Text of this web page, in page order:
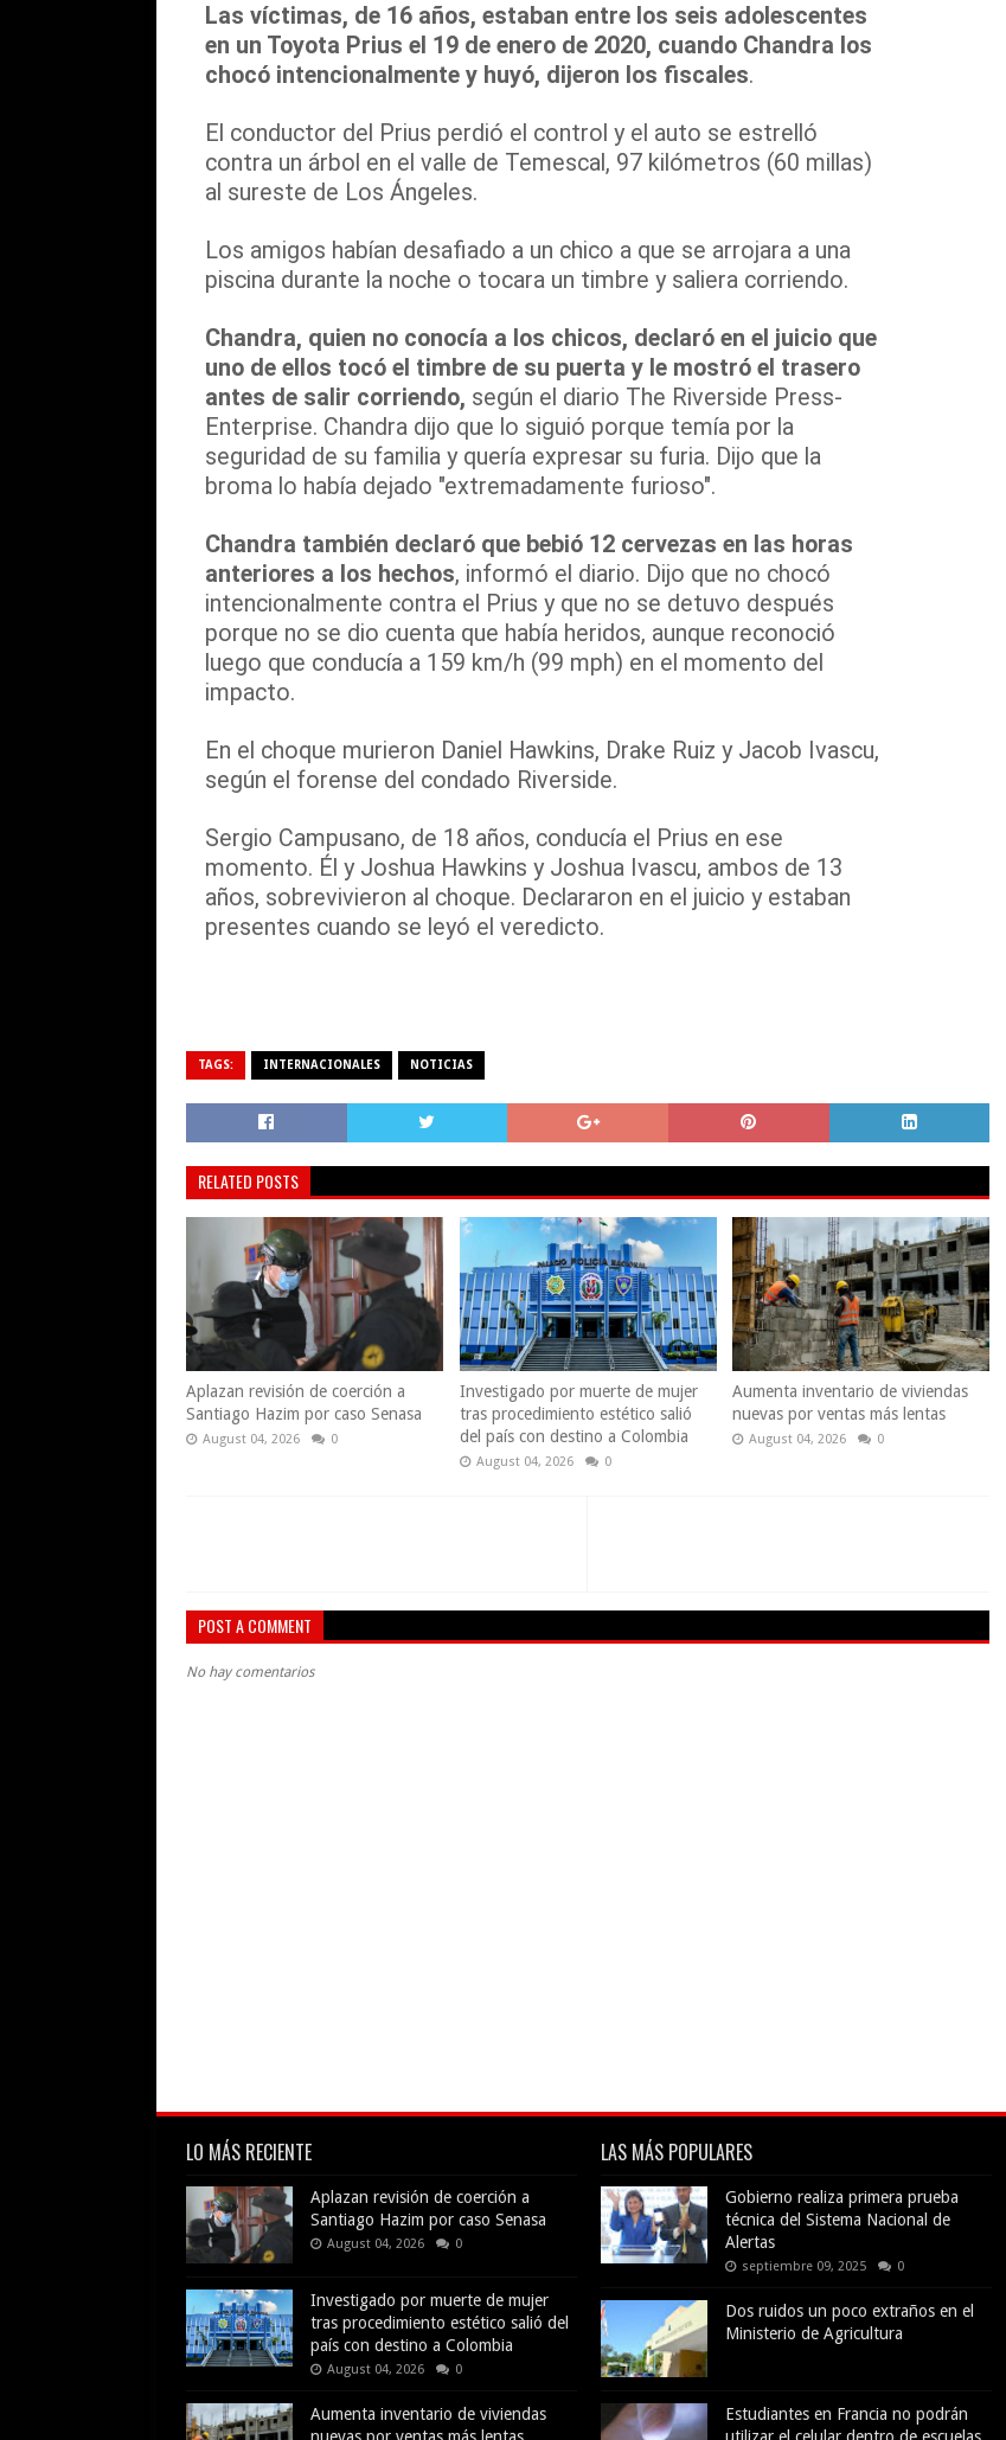
Las víctimas, de 16 años, estaban entre los seis adolescentes
en un Toyota Prius el 19 de enero de 2020, cuando Chandra los
chocó intencionalmente y huyó, dijeron los fiscales.
El conductor del Prius perdió el control y el auto se estrelló
contra un árbol en el valle de Temescal, 97 kilómetros (60 millas)
al sureste de Los Ángeles.
Los amigos habían desafiado a un chico a que se arrojara a una
piscina durante la noche o tocara un timbre y saliera corriendo.
Chandra, quien no conocía a los chicos, declaró en el juicio que
uno de ellos tocó el timbre de su puerta y le mostró el trasero
antes de salir corriendo, según el diario The Riverside Press-
Enterprise. Chandra dijo que lo siguió porque temía por la
seguridad de su familia y quería expresar su furia. Dijo que la
broma lo había dejado "extremadamente furioso".
Chandra también declaró que bebió 12 cervezas en las horas
anteriores a los hechos, informó el diario. Dijo que no chocó
intencionalmente contra el Prius y que no se detuvo después
porque no se dio cuenta que había heridos, aunque reconoció
luego que conducía a 159 km/h (99 mph) en el momento del
impacto.
En el choque murieron Daniel Hawkins, Drake Ruiz y Jacob Ivascu,
según el forense del condado Riverside.
Sergio Campusano, de 18 años, conducía el Prius en ese
momento. Él y Joshua Hawkins y Joshua Ivascu, ambos de 13
años, sobrevivieron al choque. Declararon en el juicio y estaban
presentes cuando se leyó el veredicto.
TAGS: INTERNACIONALES NOTICIAS
RELATED POSTS
Aplazan revisión de coerción a
Santiago Hazim por caso Senasa
August 04, 2026 0
Investigado por muerte de mujer
tras procedimiento estético salió
del país con destino a Colombia
August 04, 2026 0
Aumenta inventario de viviendas
nuevas por ventas más lentas
August 04, 2026 0
POST A COMMENT
No hay comentarios
LO MÁS RECIENTE
Aplazan revisión de coerción a
Santiago Hazim por caso Senasa
August 04, 2026 0
Investigado por muerte de mujer
tras procedimiento estético salió del
país con destino a Colombia
August 04, 2026 0
Aumenta inventario de viviendas
nuevas por ventas más lentas
LAS MÁS POPULARES
Gobierno realiza primera prueba
técnica del Sistema Nacional de
Alertas
septiembre 09, 2025 0
Dos ruidos un poco extraños en el
Ministerio de Agricultura
Estudiantes en Francia no podrán
utilizar el celular dentro de escuelas,